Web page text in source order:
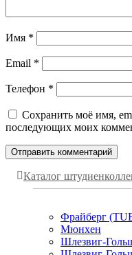
Имя *
Email *
Телефон *
Сохранить моё имя,
последующих моих
Каталог
Фрайберг
Мюнхен
Шлезвиг-